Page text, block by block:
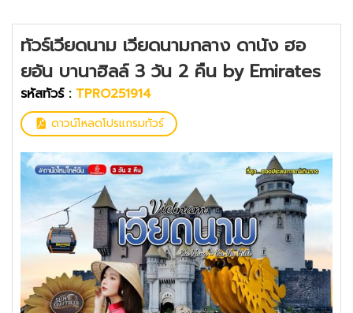
ทัวร์เวียดนาม เวียดนามกลาง ดานัง ฮอ
ยอัน บานาฮิลล์ 3 วัน 2 คืน by Emirates
รหัสทัวร์ : TPRO251914
ดาวน์โหลดโปรแกรมทัวร์